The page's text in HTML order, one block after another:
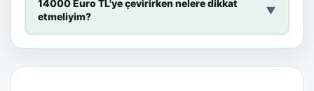
14000 Euro TL'ye çevirirken nelere dikkat
etmeliyim?
▼